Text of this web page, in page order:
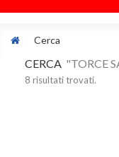
Cerca
CERCA "TORCE
8 risultati trovati.